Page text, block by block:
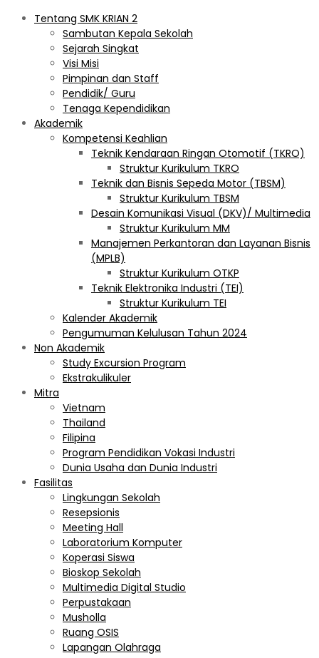
Tentang SMK KRIAN 2
Sambutan Kepala Sekolah
Sejarah Singkat
Visi Misi
Pimpinan dan Staff
Pendidik/ Guru
Tenaga Kependidikan
Akademik
Kompetensi Keahlian
Teknik Kendaraan Ringan Otomotif (TKRO)
Struktur Kurikulum TKRO
Teknik dan Bisnis Sepeda Motor (TBSM)
Struktur Kurikulum TBSM
Desain Komunikasi Visual (DKV)/ Multimedia
Struktur Kurikulum MM
Manajemen Perkantoran dan Layanan Bisnis
(MPLB)
Struktur Kurikulum OTKP
Teknik Elektronika Industri (TEI)
Struktur Kurikulum TEI
Kalender Akademik
Pengumuman Kelulusan Tahun 2024
Non Akademik
Study Excursion Program
Ekstrakulikuler
Mitra
Vietnam
Thailand
Filipina
Program Pendidikan Vokasi Industri
Dunia Usaha dan Dunia Industri
Fasilitas
Lingkungan Sekolah
Resepsionis
Meeting Hall
Laboratorium Komputer
Koperasi Siswa
Bioskop Sekolah
Multimedia Digital Studio
Perpustakaan
Musholla
Ruang OSIS
Lapangan Olahraga